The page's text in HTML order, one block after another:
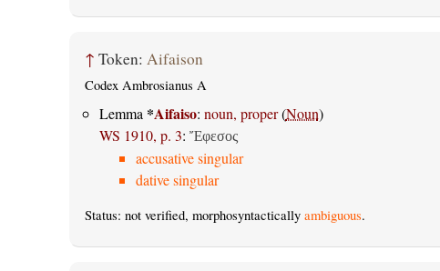
↑ Token: Aifaison
Codex Ambrosianus A
Lemma *Aifaiso: noun, proper(Noun)
WS 1910, p. 3: Ἔφεσος
accusative singular
dative singular
Status: not verified, morphosyntactically ambiguous.